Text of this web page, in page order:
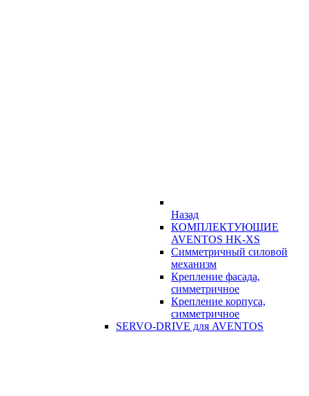
Назад
КОМПЛЕКТУЮЩИЕ
AVENTOS HK-XS
Симметричный силовой
механизм
Крепление фасада,
симметричное
Крепление корпуса,
симметричное
SERVO-DRIVE для AVENTOS